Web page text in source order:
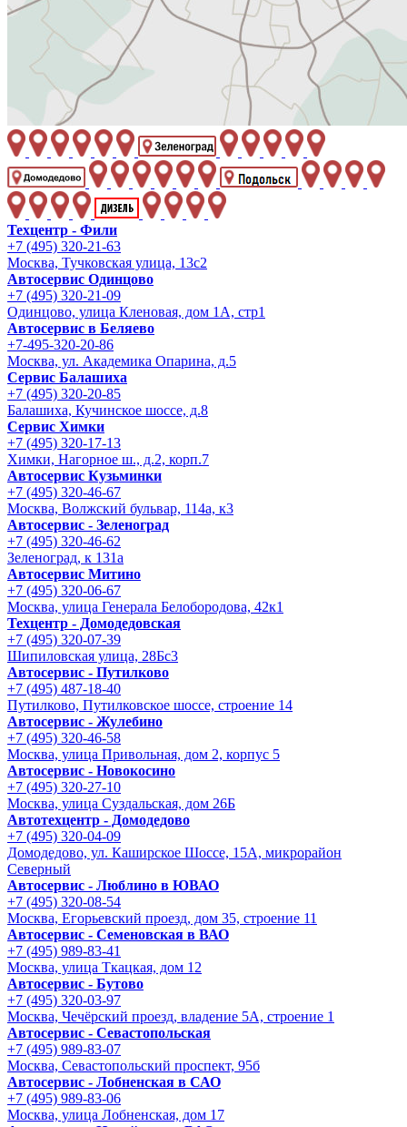
Техцентр - Фили
+7 (495) 320-21-63
Москва, Тучковская улица, 13с2
Автосервис Одинцово
+7 (495) 320-21-09
Одинцово, улица Кленовая, дом 1А, стр1
Автосервис в Беляево
+7-495-320-20-86
Москва, ул. Академика Опарина, д.5
Сервис Балашиха
+7 (495) 320-20-85
Балашиха, Кучинское шоссе, д.8
Сервис Химки
+7 (495) 320-17-13
Химки, Нагорное ш., д.2, корп.7
Автосервис Кузьминки
+7 (495) 320-46-67
Москва, Волжский бульвар, 114а, к3
Автосервис - Зеленоград
+7 (495) 320-46-62
Зеленоград, к 131а
Автосервис Митино
+7 (495) 320-06-67
Москва, улица Генерала Белобородова, 42к1
Техцентр - Домодедовская
+7 (495) 320-07-39
Шипиловская улица, 28Бс3
Автосервис - Путилково
+7 (495) 487-18-40
Путилково, Путилковское шоссе, строение 14
Автосервис - Жулебино
+7 (495) 320-46-58
Москва, улица Привольная, дом 2, корпус 5
Автосервис - Новокосино
+7 (495) 320-27-10
Москва, улица Суздальская, дом 26Б
Автотехцентр - Домодедово
+7 (495) 320-04-09
Домодедово, ул. Каширское Шоссе, 15А, микрорайон
Северный
Автосервис - Люблино в ЮВАО
+7 (495) 320-08-54
Москва, Егорьевский проезд, дом 35, строение 11
Автосервис - Семеновская в ВАО
+7 (495) 989-83-41
Москва, улица Ткацкая, дом 12
Автосервис - Бутово
+7 (495) 320-03-97
Москва, Чечёрский проезд, владение 5А, строение 1
Автосервис - Cевастопольская
+7 (495) 989-83-07
Москва, Севастопольский проспект, 95б
Автосервис - Лобненская в САО
+7 (495) 989-83-06
Москва, улица Лобненская, дом 17